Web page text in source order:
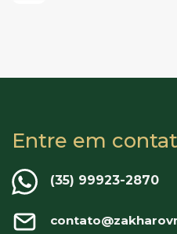
Entre em
(35) 99923-2870